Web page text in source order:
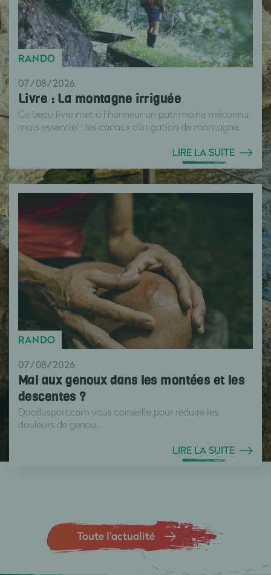
RANDO
07/08/2026
Livre : La montagne irriguée
Ce beau livre met à l’honneur un patrimoine méconnu
mais essentiel : les canaux d’irrigation de montagne.
LIRE LA SUITE
RANDO
07/08/2026
Mal aux genoux dans les montées et les
descentes ?
Docdusport.com vous conseille pour réduire les
douleurs de genou .
LIRE LA SUITE
Toute l’actualité